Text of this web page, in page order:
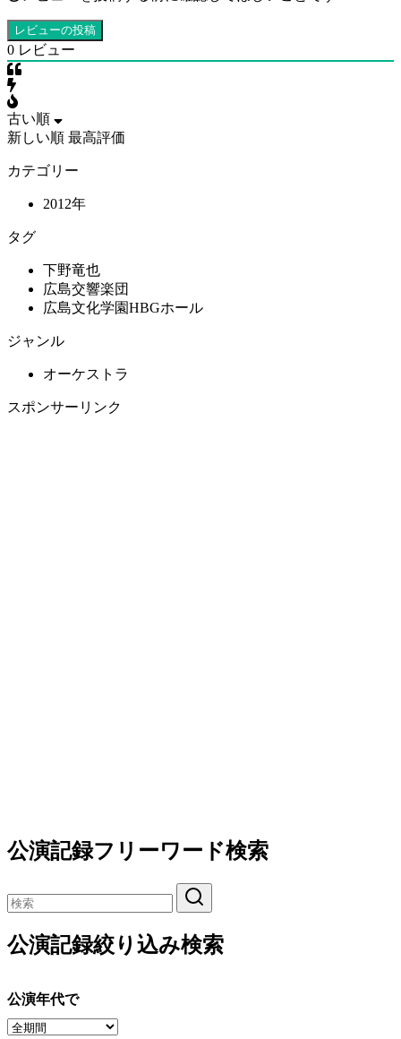
0 レビュー
古い順
新しい順 最高評価
カテゴリー
2012年
タグ
下野竜也
広島交響楽団
広島文化学園HBGホール
ジャンル
オーケストラ
スポンサーリンク
公演記録フリーワード検索
公演記録絞り込み検索
公演年代で